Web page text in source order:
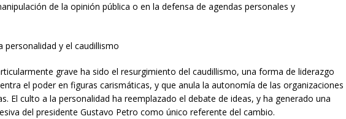
de la opinión pública o en la defensa de agendas personales y
personalidad y el caudillismo
grave ha sido el resurgimiento del caudillismo, una forma de liderazgo
el poder en figuras carismáticas, y que anula la autonomía de las organizaciones
El culto a la personalidad ha reemplazado el debate de ideas, y ha generado una
del presidente Gustavo Petro como único referente del cambio.